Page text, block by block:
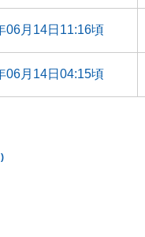
06月14日11:16頃
06月14日04:15頃